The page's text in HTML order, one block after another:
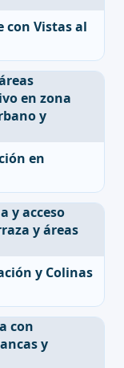
con Vistas al
en
y Colinas